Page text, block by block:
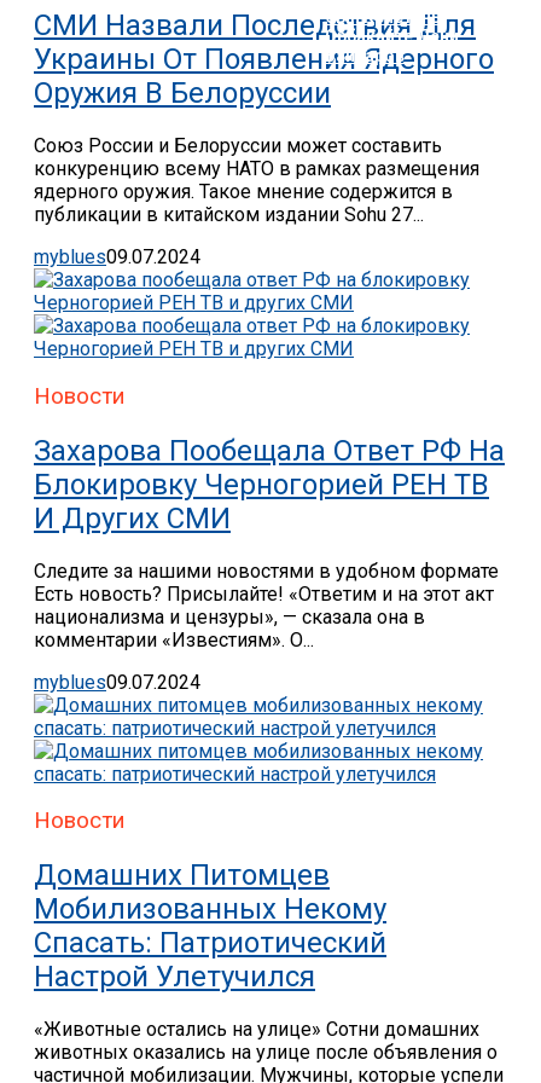
Сын Кристины
Орбакайте Дени
Байсаров
СМИ Назвали Последствия Для
Украины От Появления Ядерного
Оружия В Белоруссии
Союз России и Белоруссии может составить
конкуренцию всему НАТО в рамках размещения
ядерного оружия. Такое мнение содержится в
публикации в китайском издании Sohu 27...
myblues09.07.2024
Новости
Захарова Пообещала Ответ РФ На
Блокировку Черногорией РЕН ТВ
И Других СМИ
Следите за нашими новостями в удобном формате
Есть новость? Присылайте! «Ответим и на этот акт
национализма и цензуры», — сказала она в
комментарии «Известиям». О...
myblues09.07.2024
Новости
Домашних Питомцев
Мобилизованных Некому
Спасать: Патриотический
Настрой Улетучился
«Животные остались на улице» Сотни домашних
животных оказались на улице после объявления о
частичной мобилизации. Мужчины, которые успели